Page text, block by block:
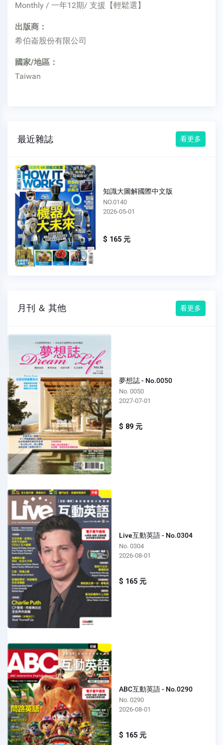
Monthly / 一年12期/ 支援【輕鬆選】
出版商：
希伯崙股份有限公司
國家/地區：
Taiwan
最近雜誌 看更多
知識大圖解國際中文版
NO.0140
2026-05-01
$ 165 元
月刊 ＆ 其他 看更多
夢想誌 - No.0050
No. 0050
2027-07-01
$ 89 元
Live互動英語 - No.0304
No. 0304
2026-08-01
$ 165 元
ABC互動英語 - No.0290
No. 0290
2026-08-01
$ 165 元